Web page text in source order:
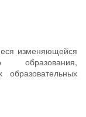
изменяющейся
образования,